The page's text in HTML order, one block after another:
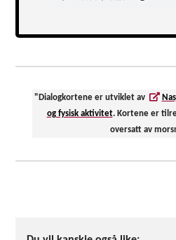
Dialogkortene er utviklet av
og fysisk aktivitet. Kortene er
oversatt av